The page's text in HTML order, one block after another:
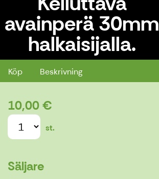
avainperä 30mm
halkaisijalla.
Köp Beskrivning
10,00 €
st.
Säljare